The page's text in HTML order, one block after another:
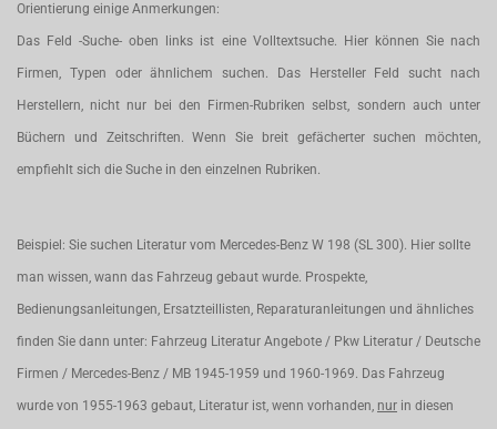
Orientierung einige Anmerkungen:
Das Feld -Suche- oben links ist eine Volltextsuche. Hier können Sie nach
Firmen, Typen oder ähnlichem suchen. Das Hersteller Feld sucht nach
Herstellern, nicht nur bei den Firmen-Rubriken selbst, sondern auch unter
Büchern und Zeitschriften. Wenn Sie breit gefächerter suchen möchten,
empfiehlt sich die Suche in den einzelnen Rubriken.
Beispiel: Sie suchen Literatur vom Mercedes-Benz W 198 (SL 300). Hier sollte
man wissen, wann das Fahrzeug gebaut wurde. Prospekte,
Bedienungsanleitungen, Ersatzteillisten, Reparaturanleitungen und ähnliches
finden Sie dann unter: Fahrzeug Literatur Angebote / Pkw Literatur / Deutsche
Firmen / Mercedes-Benz / MB 1945-1959 und 1960-1969. Das Fahrzeug
wurde von 1955-1963 gebaut, Literatur ist, wenn vorhanden, nur in diesen